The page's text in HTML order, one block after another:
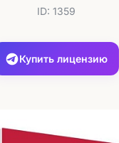
ID: 1359
Купить лицензию